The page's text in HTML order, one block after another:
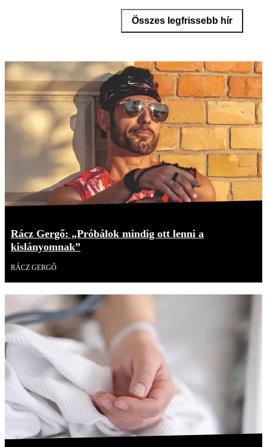
Összes legfrissebb hír
Rácz Gergő: „Próbálok mindig ott lenni a
kislányomnak”
RÁCZ GERGŐ